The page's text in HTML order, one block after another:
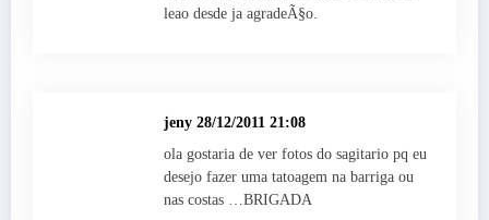
leao desde ja agradeÃ§o.
jeny 28/12/2011 21:08
ola gostaria de ver fotos do sagitario pq eu
desejo fazer uma tatoagem na barriga ou
nas costas …BRIGADA